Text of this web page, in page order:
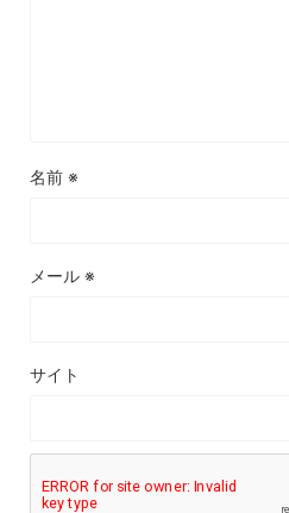
名前 ※
メール ※
サイト